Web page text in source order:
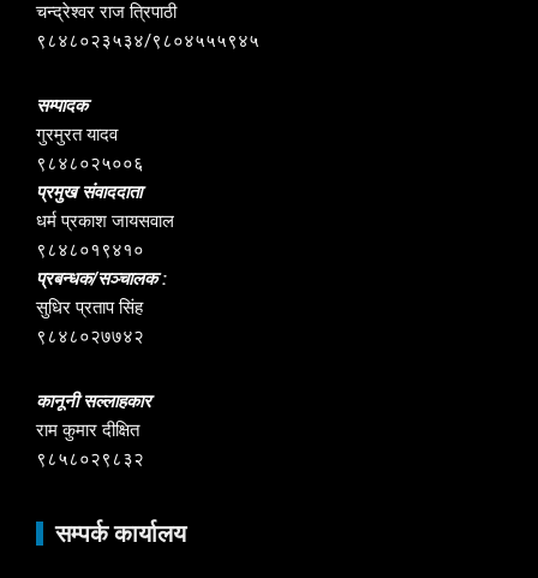
चन्द्रेश्वर राज त्रिपाठी
९८४८०२३५३४/९८०४५५५९४५
सम्पादक
गुरमुरत यादव
९८४८०२५००६
प्रमुख संवाददाता
धर्म प्रकाश जायसवाल
९८४८०१९४१०
प्रबन्धक/सञ्चालक :
सुधिर प्रताप सिंह
९८४८०२७७४२
कानूनी सल्लाहकार
राम कुमार दीक्षित
९८५८०२९८३२
सम्पर्क कार्यालय